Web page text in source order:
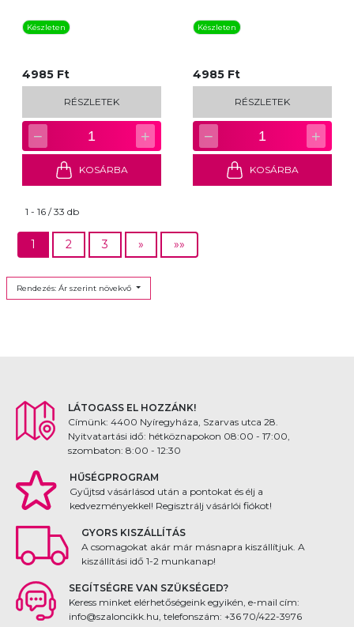
Készleten
4985 Ft
RÉSZLETEK
− 1 +
KOSÁRBA
Készleten
4985 Ft
RÉSZLETEK
− 1 +
KOSÁRBA
1 - 16 / 33 db
1 2 3 » »»
Rendezés: Ár szerint növekvő
LÁTOGASS EL HOZZÁNK!
Címünk: 4400 Nyíregyháza, Szarvas utca 28.
Nyitvatartási idő: hétköznapokon 08:00 - 17:00,
szombaton: 8:00 - 12:30
HŰSÉGPROGRAM
Gyűjtsd vásárlásod után a pontokat és élj a
kedvezményekkel! Regisztrálj vásárlói fiókot!
GYORS KISZÁLLÍTÁS
A csomagokat akár már másnapra kiszállítjuk. A
kiszállítási idő 1-2 munkanap!
SEGÍTSÉGRE VAN SZÜKSÉGED?
Keress minket elérhetőségeink egyikén, e-mail cím:
info@szaloncikk.hu, telefonszám: +36 70/422-3976